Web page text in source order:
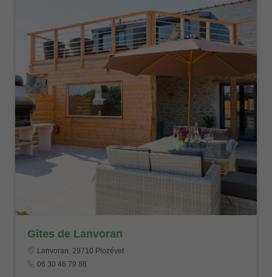
Gîtes de Lanvoran
Lanvoran, 29710 Plozévet
06 30 46 79 88